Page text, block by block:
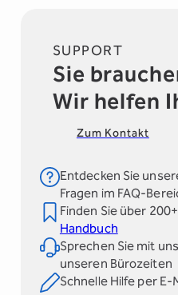
SUPPORT
Sie
Wir helfen
Zum Kontakt
Entdecken Sie
Fragen im FAQ-
Finden Sie über
Handbuch
Sprechen Sie mit
unseren Bürozeiten
Schnelle Hilfe per E-